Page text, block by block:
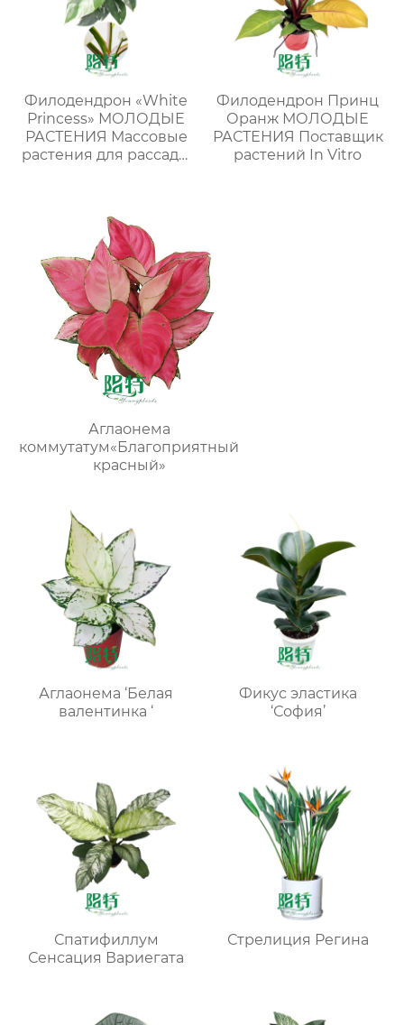
Филодендрон «White
Princess» МОЛОДЫЕ
РАСТЕНИЯ Массовые
растения для рассады
Филодендрон Принц
Оранж МОЛОДЫЕ
РАСТЕНИЯ Поставщик
растений In Vitro
Аглаонема
коммутатум«Благоприятный
красный»
Аглаонема ‘Белая
валентинка ‘
Фикус эластика
‘София’
Спатифиллум
Сенсация Вариегата
Стрелиция Регина